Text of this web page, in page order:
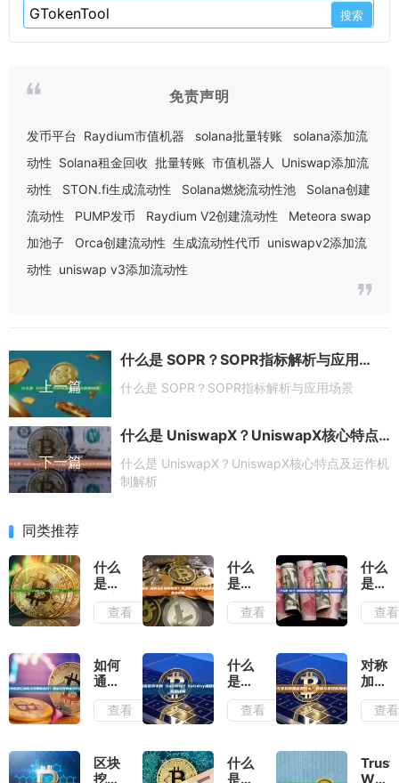
免责声明
发币平台 Raydium市值机器 solana批量转账
solana添加流
动性 Solana租金回收 批量转账 市值机器人
Uniswap添加流
动性
STON.fi生成流动性 Solana燃烧流动性池
Solana创建
流动性
PUMP发币 Raydium V2创建流动性
Meteora swap
加池子
Orca创建流动性 生成流动性代币 uniswapv2添加流
动性 uniswap v3添加流动性
上一篇
什么是 SOPR？SOPR指标解析与应用场景
什么是 SOPR？SOPR指标解析与应用场景
下一篇
什么是 UniswapX？UniswapX核心特点及运作机制解析
什么是 UniswapX？UniswapX核心特点及运作机
制解析
同类推荐
什么
是拜
占庭
容错
庭容
错技
其应
用解
查看
什么
是杂
湊函
数与
本？
区块
链技
术中
的哈
数与
账本
查看
什么
是
NFT
的版
权？
NFT
与所
有权
查看
如何
通过
转移
建立
智能
合
查看
什么
是加
密货
币中
Solidity
编程
查看
对称
加密
与非
对称
么？
对称
查看
区块
挖矿
什么
是交
Trust